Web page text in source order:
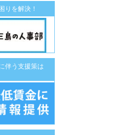
りを解決！
伴う支援策は